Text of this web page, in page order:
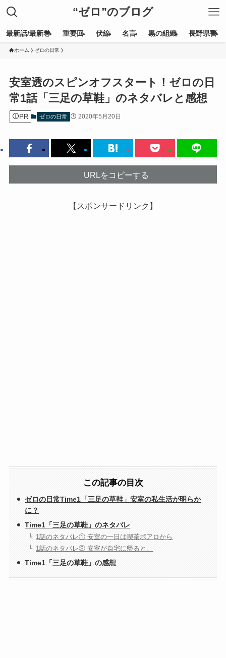
“ゼロ”のブログ
最新話/最新巻 重要回 伏線 名言 黒の組織 長野県警
ホーム ゼロの日常
安室透のスピンオフスタート！ゼロの日
常1話「三足の草鞋」のネタバレと感想
PR ゼロの日常 2020年5月20日
URLをコピーする
【スポンサードリンク】
この記事の目次
ゼロの日常Time1「三足の草鞋」安室の私生活が明らか
に？
Time1「三足の草鞋」のネタバレ
1話のネタバレ① 安室の一日は喫茶ポアロから
1話のネタバレ② 安室が自宅に帰ると。
Time1「三足の草鞋」の感想